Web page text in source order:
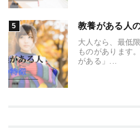
教養がある人
大人なら、最低
ものがあります
がある」...